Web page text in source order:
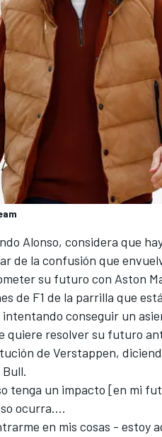
Alonso, considera que
de la confusión que
su futuro con Aston
de F1 de la parrilla que
conseguir un
quiere resolver su futuro
de Verstappen,
tenga un impacto [en mi
ocurra....
en mis cosas - estoy